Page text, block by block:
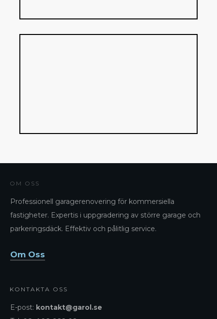
OM OSS
Professionell garagerenovering för kommersiella
fastigheter. Expertis i uppgradering av större garage och
parkeringsdäck. Effektiv och pålitlig service.
Om Oss
KONTAKTA OSS
E-post: kontakt@garol.se